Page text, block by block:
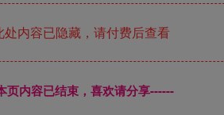
处内容已隐藏，请付费后查看
页内容已结束，喜欢请分享------